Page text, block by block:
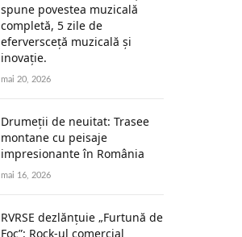
spune povestea muzicală
completă, 5 zile de
eferversceță muzicală și
inovație.
mai 20, 2026
Drumeții de neuitat: Trasee
montane cu peisaje
impresionante în România
mai 16, 2026
RVRSE dezlănțuie „Furtună de
Foc”: Rock-ul comercial